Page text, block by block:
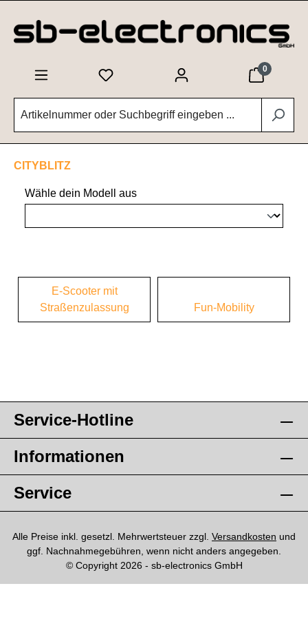
0
CITYBLITZ
Wähle dein Modell aus
E-Scooter mit
Straßenzulassung
Fun-Mobility
Service-Hotline
Informationen
Service
Alle Preise inkl. gesetzl. Mehrwertsteuer zzgl. Versandkosten und
ggf. Nachnahmegebühren, wenn nicht anders angegeben.
© Copyright 2026 - sb-electronics GmbH